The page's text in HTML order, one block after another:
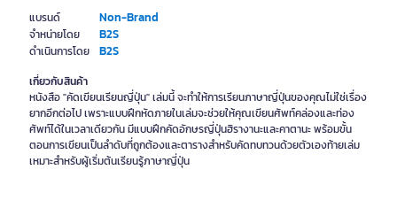
แบรนด์ Non-Brand
จำหน่ายโดย B2S
ดำเนินการโดย B2S
เกี่ยวกับสินค้า
หนังสือ "คัดเขียนเรียนญี่ปุ่น" เล่มนี้ จะทำให้การเรียนภาษาญี่ปุ่นของคุณไม่ใช่เรื่อง
ยากอีกต่อไป เพราะแบบฝึกหัดภายในเล่มจะช่วยให้คุณเขียนศัพท์คล่องและท่อง
ศัพท์ได้ในเวลาเดียวกัน มีแบบฝึกคัดอักษรญี่ปุ่นฮิรางานะและคาตานะ พร้อมขั้น
ตอนการเขียนเป็นลำดับที่ถูกต้องและตารางสำหรับคัดทบทวนด้วยตัวเองท้ายเล่ม
เหมาะสำหรับผู้เริ่มต้นเรียนรู้ภาษาญี่ปุ่น